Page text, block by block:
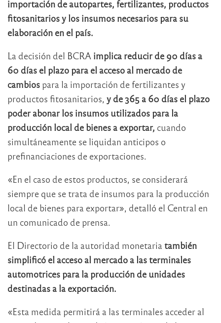
importación de autopartes, fertilizantes, productos
fitosanitarios y los insumos necesarios para su
elaboración en el país.
La decisión del BCRA implica reducir de 90 días a
60 días el plazo para el acceso al mercado de
cambios para la importación de fertilizantes y
productos fitosanitarios, y de 365 a 60 días el plazo
poder abonar los insumos utilizados para la
producción local de bienes a exportar, cuando
simultáneamente se liquidan anticipos o
prefinanciaciones de exportaciones.
«En el caso de estos productos, se considerará
siempre que se trata de insumos para la producción
local de bienes para exportar», detalló el Central en
un comunicado de prensa.
El Directorio de la autoridad monetaria también
simplificó el acceso al mercado a las terminales
automotrices para la producción de unidades
destinadas a la exportación.
«Esta medida permitirá a las terminales acceder al